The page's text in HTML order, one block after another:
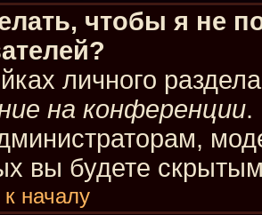
чтобы я не
личного
на конференции.
вы будете
началу